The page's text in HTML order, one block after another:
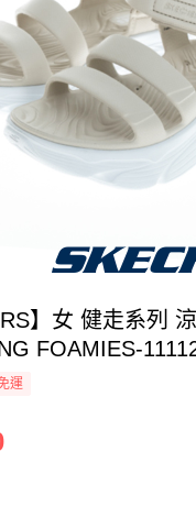
】女 健走系列
FOAMIES-
運